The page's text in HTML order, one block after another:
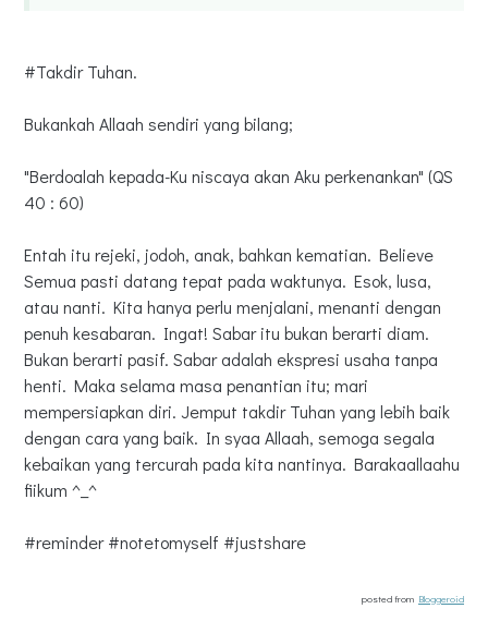
#Takdir Tuhan.
Bukankah Allaah sendiri yang bilang;
"Berdoalah kepada-Ku niscaya akan Aku perkenankan" (QS
40 : 60)
Entah itu rejeki, jodoh, anak, bahkan kematian. Believe
Semua pasti datang tepat pada waktunya. Esok, lusa,
atau nanti. Kita hanya perlu menjalani, menanti dengan
penuh kesabaran. Ingat! Sabar itu bukan berarti diam.
Bukan berarti pasif. Sabar adalah ekspresi usaha tanpa
henti. Maka selama masa penantian itu; mari
mempersiapkan diri. Jemput takdir Tuhan yang lebih baik
dengan cara yang baik. In syaa Allaah, semoga segala
kebaikan yang tercurah pada kita nantinya. Barakaallaahu
fiikum ^_^
#reminder #notetomyself #justshare
posted from Bloggeroid